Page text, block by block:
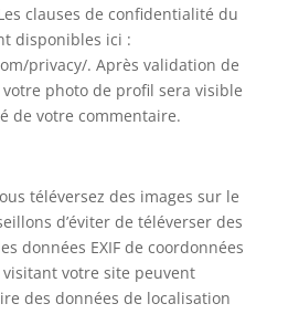
clauses de confidentialité du
disponibles ici :
privacy/. Après validation de
photo de profil sera visible
de votre commentaire.
téléversez des images sur le
d’éviter de téléverser des
données EXIF de coordonnées
visitant votre site peuvent
des données de localisation